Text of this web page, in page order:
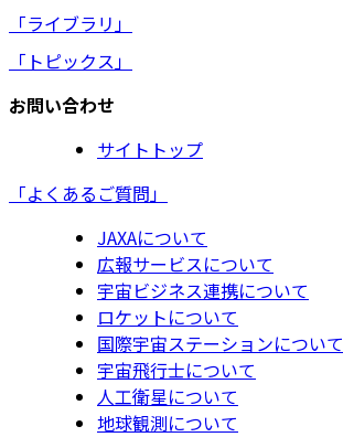
「ライブラリ」
「トピックス」
お問い合わせ
サイトトップ
「よくあるご質問」
JAXAについて
広報サービスについて
宇宙ビジネス連携について
ロケットについて
国際宇宙ステーションについて
宇宙飛行士について
人工衛星について
地球観測について